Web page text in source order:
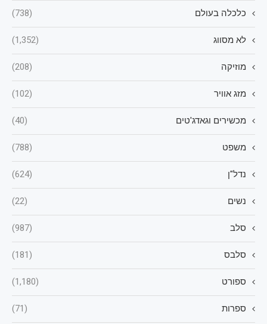
כלכלה בעולם (738)
לא מסווג (1,352)
מוזיקה (208)
מזג אוויר (102)
מכשירים וגאדג'טים (40)
משפט (788)
נדל"ן (624)
נשים (22)
סלב (987)
סלבס (181)
ספורט (1,180)
ספרות (71)